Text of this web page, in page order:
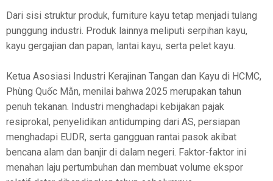
Dari sisi struktur produk, furniture kayu tetap menjadi tulang
punggung industri. Produk lainnya meliputi serpihan kayu,
kayu gergajian dan papan, lantai kayu, serta pelet kayu.
Ketua Asosiasi Industri Kerajinan Tangan dan Kayu di HCMC,
Phùng Quốc Mẫn, menilai bahwa 2025 merupakan tahun
penuh tekanan. Industri menghadapi kebijakan pajak
resiprokal, penyelidikan antidumping dari AS, persiapan
menghadapi EUDR, serta gangguan rantai pasok akibat
bencana alam dan banjir di dalam negeri. Faktor-faktor ini
menahan laju pertumbuhan dan membuat volume ekspor